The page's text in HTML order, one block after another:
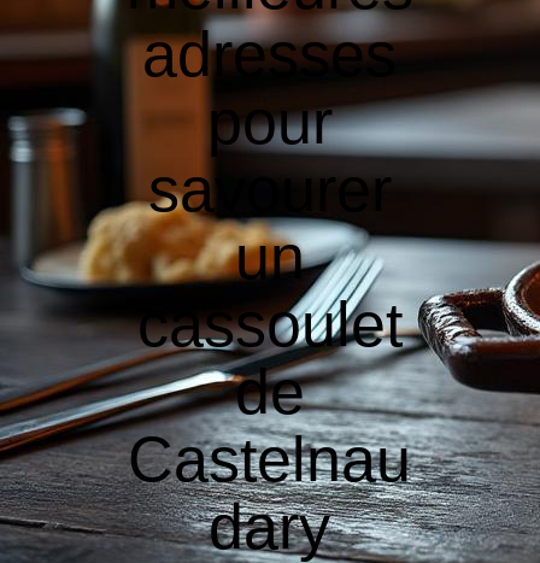
adresses
pour
savourer
un
cassoulet
de
Castelnau
dary